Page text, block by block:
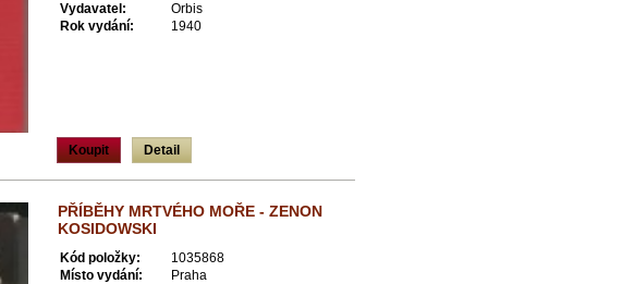
Vydavatel:
Orbis
Rok vydání:
1940
Koupit Detail
PŘÍBĚHY MRTVÉHO MOŘE - ZENON
KOSIDOWSKI
Kód položky:
1035868
Místo vydání:
Praha